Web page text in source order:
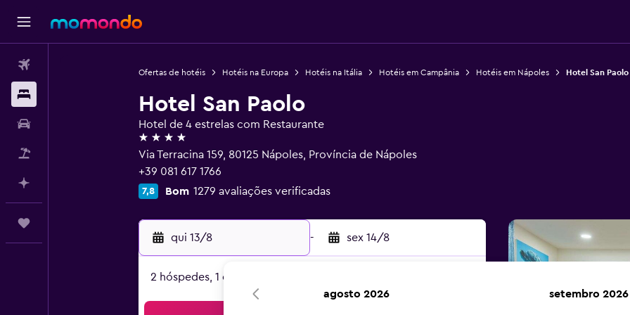
Ofertas de hotéis Hotéis na Europa Hotéis na Itália Hotéis em Campânia Hotéis em Nápoles Hotel San Paolo
Hotel San Paolo
Hotel de 4 estrelas com Restaurante
4 estrelas
Via Terracina 159, 80125 Nápoles, Província de Nápoles
+39 081 617 1766
7,8 Bom 1279 avaliações verificadas
qui 13/8 - sex 14/8
2 hóspedes, 1 quarto
agosto 2026 setembro 2026